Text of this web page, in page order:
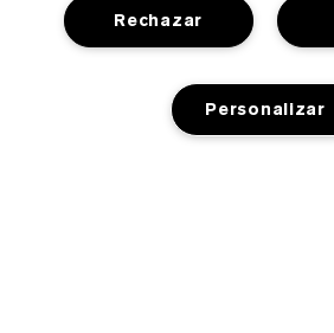
¿Necesitas Ayuda?
Contactar Fabricante
Sobre Estée Lauder
Rechazar
Personalizar